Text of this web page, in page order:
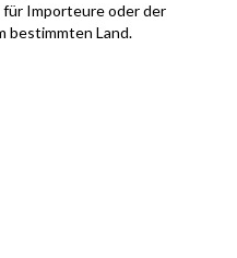
Importeure oder der
bestimmten Land.